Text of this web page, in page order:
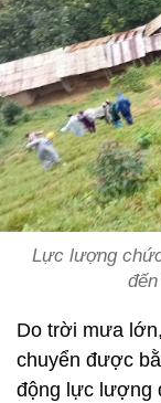
Lực lượng
Do trời mưa
chuyển được
động lực lượng